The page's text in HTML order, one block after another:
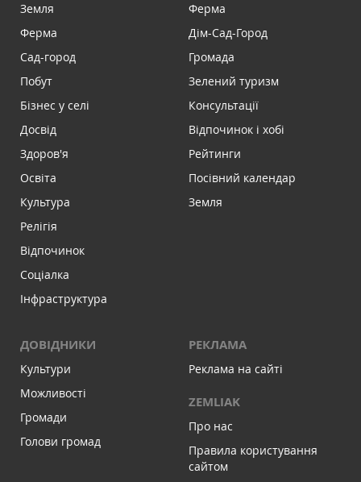
Земля
Ферма
Сад-город
Побут
Бізнес у селі
Досвід
Здоров'я
Освіта
Культура
Релігія
Відпочинок
Соціалка
Інфраструктура
Ферма
Дім-Сад-Город
Громада
Зелений туризм
Консультації
Відпочинок і хобі
Рейтинги
Посівний календар
Земля
ДОВІДНИКИ
Культури
Можливості
Громади
Голови громад
РЕКЛАМА
Реклама на сайті
ZEMLIAK
Про нас
Правила користування
сайтом